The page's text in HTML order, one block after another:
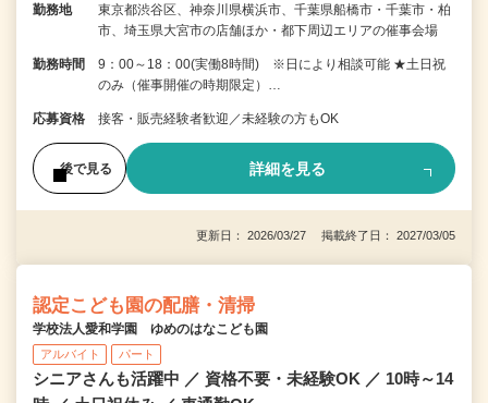
勤務地
東京都渋谷区、神奈川県横浜市、千葉県船橋市・千葉市・柏
市、埼玉県大宮市の店舗ほか・都下周辺エリアの催事会場
勤務時間
9：00～18：00(実働8時間) ※日により相談可能 ★土日祝
のみ（催事開催の時期限定）…
応募資格 接客・販売経験者歓迎／未経験の方もOK
後で見る 詳細を見る
更新日： 2026/03/27 掲載終了日： 2027/03/05
認定こども園の配膳・清掃
学校法人愛和学園 ゆめのはなこども園
アルバイト パート
シニアさんも活躍中 ／ 資格不要・未経験OK ／ 10時～14